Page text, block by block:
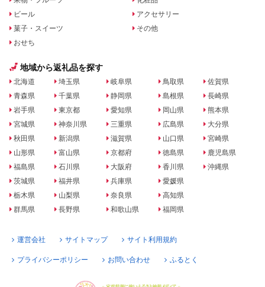
ビール
菓子・スイーツ
おせち
アクセサリー
その他
地域から返礼品を探す
北海道
青森県
岩手県
宮城県
秋田県
山形県
福島県
茨城県
栃木県
群馬県
埼玉県
千葉県
東京都
神奈川県
新潟県
富山県
石川県
福井県
山梨県
長野県
岐阜県
静岡県
愛知県
三重県
滋賀県
京都府
大阪府
兵庫県
奈良県
和歌山県
鳥取県
島根県
岡山県
広島県
山口県
徳島県
香川県
愛媛県
高知県
福岡県
佐賀県
長崎県
熊本県
大分県
宮崎県
鹿児島県
沖縄県
運営会社 サイトマップ サイト利用規約
プライバシーポリシー お問い合わせ ふるとく